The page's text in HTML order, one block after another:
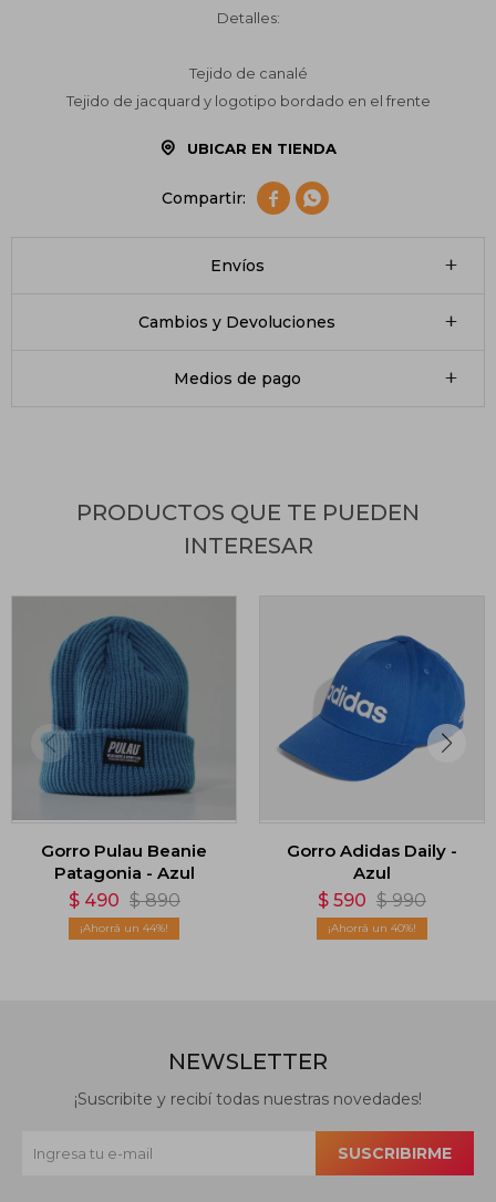
Detalles:
Tejido de canalé
Tejido de jacquard y logotipo bordado en el frente
UBICAR EN TIENDA
 
Envíos
Cambios y Devoluciones
Medios de pago
PRODUCTOS QUE TE PUEDEN
INTERESAR
Gorro Pulau Beanie
Patagonia - Azul
$ 490 $ 890
44
Gorro Adidas Daily -
Azul
$ 590 $ 990
40
NEWSLETTER
¡Suscribite y recibí todas nuestras novedades!
SUSCRIBIRME